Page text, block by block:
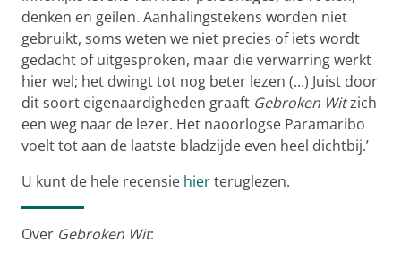
denken en geilen. Aanhalingstekens worden niet
gebruikt, soms weten we niet precies of iets wordt
gedacht of uitgesproken, maar die verwarring werkt
hier wel; het dwingt tot nog beter lezen (…) Juist door
dit soort eigenaardigheden graaft Gebroken Witzich
een weg naar de lezer. Het naoorlogse Paramaribo
voelt tot aan de laatste bladzijde even heel dichtbij.’
U kunt de hele recensie hierteruglezen.
Over Gebroken Wit: